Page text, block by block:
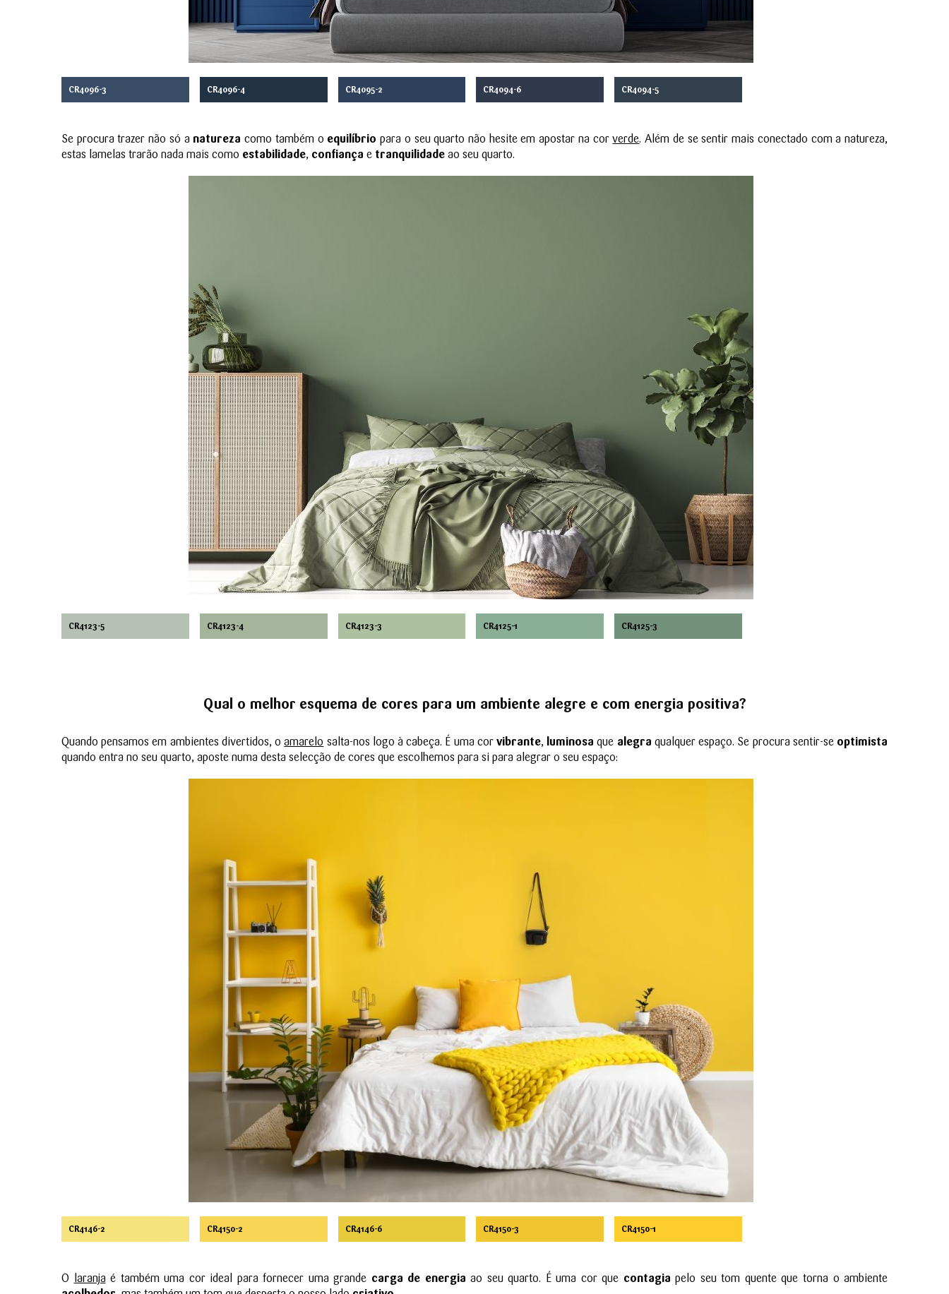
CR4096-3 CR4096-4 CR4095-2 CR4094-6 CR4094-5
Se procura trazer não só a natureza como também o equilíbrio para o seu quarto não hesite em apostar na corverde. Além de se sentir mais conectado com a natureza,
estas lamelas trarão nada mais como estabilidade, confiança e tranquilidade ao seu quarto.
CR4123-5 CR4123-4 CR4123-3 CR4125-1 CR4125-3
Qual o melhor esquema de cores para um ambiente alegre e com energia positiva?
Quando pensamos em ambientes divertidos, oamarelo salta-nos logo à cabeça. É uma corvibrante, luminosa que alegra qualquer espaço. Se procura sentir-se optimista
quando entra no seu quarto, aposte numa desta selecção de cores que escolhemos para si para alegrar o seu espaço:
CR4146-2 CR4150-2 CR4146-6 CR4150-3 CR4150-1
O laranjaé também uma cor ideal para fornecer uma grande carga de energia ao seu quarto. É uma cor que contagia pelo seu tom quente que torna o ambiente